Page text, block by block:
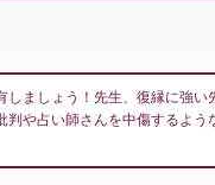
ましょう！先生、復縁に強い
や占い師さんを中傷するよう